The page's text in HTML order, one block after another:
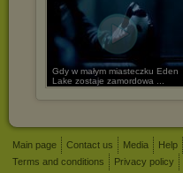
Gdy w małym miasteczku Eden
Lake zostaje zamordowa ...
Main page Contact us Media Help
Terms and conditions
Privacy policy